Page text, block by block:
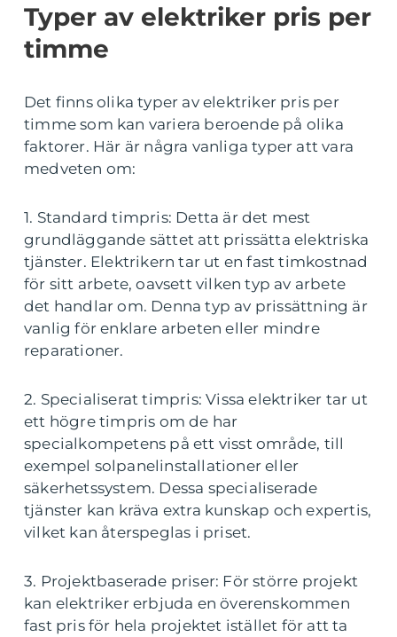
Typer av elektriker pris per
timme
Det finns olika typer av elektriker pris per
timme som kan variera beroende på olika
faktorer. Här är några vanliga typer att vara
medveten om:
1. Standard timpris: Detta är det mest
grundläggande sättet att prissätta elektriska
tjänster. Elektrikern tar ut en fast timkostnad
för sitt arbete, oavsett vilken typ av arbete
det handlar om. Denna typ av prissättning är
vanlig för enklare arbeten eller mindre
reparationer.
2. Specialiserat timpris: Vissa elektriker tar ut
ett högre timpris om de har
specialkompetens på ett visst område, till
exempel solpanelinstallationer eller
säkerhetssystem. Dessa specialiserade
tjänster kan kräva extra kunskap och expertis,
vilket kan återspeglas i priset.
3. Projektbaserade priser: För större projekt
kan elektriker erbjuda en överenskommen
fast pris för hela projektet istället för att ta